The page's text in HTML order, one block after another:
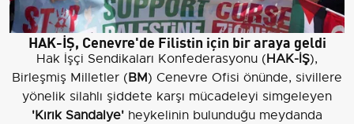
HAK-İŞ, Cenevre'de Filistin için bir araya geldi
Hak İşçi Sendikaları Konfederasyonu (HAK-İŞ),
Birleşmiş Milletler (BM) Cenevre Ofisi önünde, sivillere
yönelik silahlı şiddete karşı mücadeleyi simgeleyen
'Kırık Sandalye' heykelinin bulunduğu meydanda